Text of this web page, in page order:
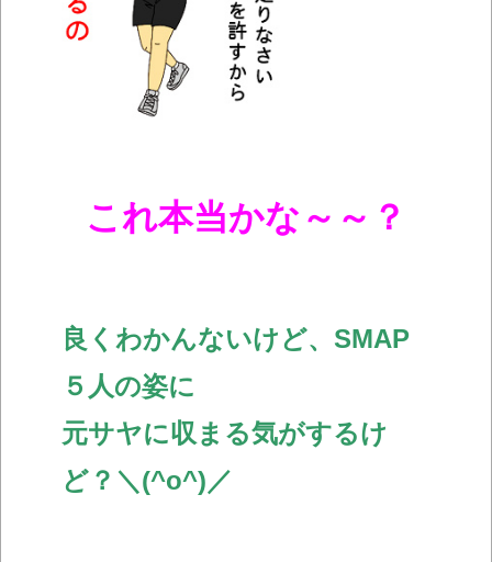
これ本当かな～～？
良くわかんないけど、SMAP
５人の姿に
元サヤに収まる気がするけ
ど？＼(^o^)／